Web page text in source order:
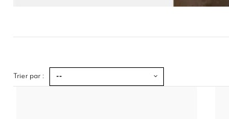
Trier par : --